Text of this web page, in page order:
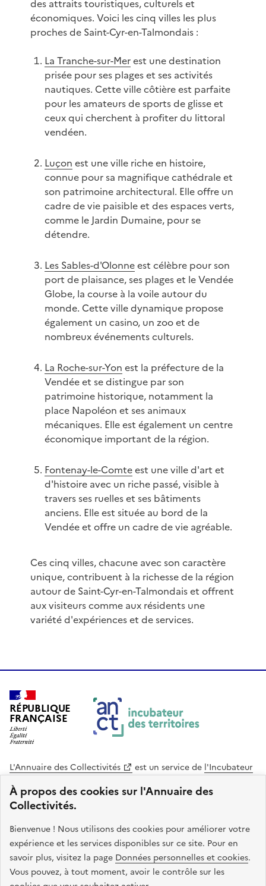
À propos des cookies sur l'Annuaire des
Collectivités.
Bienvenue ! Nous utilisons des cookies pour améliorer votre
expérience et les services disponibles sur ce site. Pour en
savoir plus, visitez la page Données personnelles et cookies.
Vous pouvez, à tout moment, avoir le contrôle sur les
des attraits touristiques, culturels et
économiques. Voici les cinq villes les plus
proches de Saint-Cyr-en-Talmondais :
La Tranche-sur-Merest une destination
prisée pour ses plages et ses activités
nautiques. Cette ville côtière est parfaite
pour les amateurs de sports de glisse et
ceux qui cherchent à profiter du littoral
vendéen.
Luçon est une ville riche en histoire,
connue pour sa magnifique cathédrale et
son patrimoine architectural. Elle offre un
cadre de vie paisible et des espaces verts,
comme le Jardin Dumaine, pour se
détendre.
Les Sables-d'Olonneest célèbre pour son
port de plaisance, ses plages et le Vendée
Globe, la course à la voile autour du
monde. Cette ville dynamique propose
également un casino, un zoo et de
nombreux événements culturels.
La Roche-sur-Yon est la préfecture de la
Vendée et se distingue par son
patrimoine historique, notamment la
place Napoléon et ses animaux
mécaniques. Elle est également un centre
économique important de la région.
Fontenay-le-Comteest une ville d'art et
d'histoire avec un riche passé, visible à
travers ses ruelles et ses bâtiments
anciens. Elle est située au bord de la
Vendée et offre un cadre de vie agréable.
Ces cinq villes, chacune avec son caractère
unique, contribuent à la richesse de la région
autour de Saint-Cyr-en-Talmondais et offrent
aux visiteurs comme aux résidents une
variété d'expériences et de services.
RÉPUBLIQUE
FRANÇAISE
L'Annuaire des Collectivités est un service de l'Incubateur
des Territoires
Cohésion des Territoires
. Le code source de ce site web
est disponible en licence libre. Le design de ce site est conçu
avec le système de design de l’État.
legifrance.gouv.fr
info.gouv.fr
service-public.gouv.fr
data.gouv.fr